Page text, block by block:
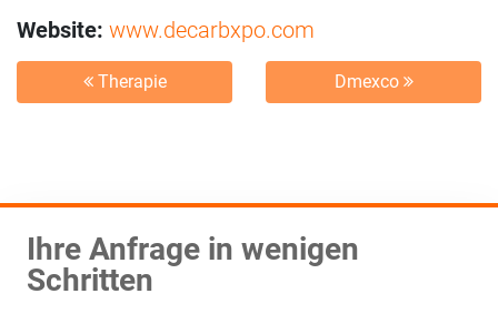
Website: www.decarbxpo.com
Therapie Dmexco
Ihre Anfrage in wenigen
Schritten